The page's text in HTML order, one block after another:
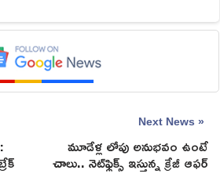
Next News »
మూడేళ్ల లోపు అనుభవం ఉంటే
చాలు.. నెట్‌ఫ్లిక్స్ ఇస్తున్న క్రేజీ ఆఫర్